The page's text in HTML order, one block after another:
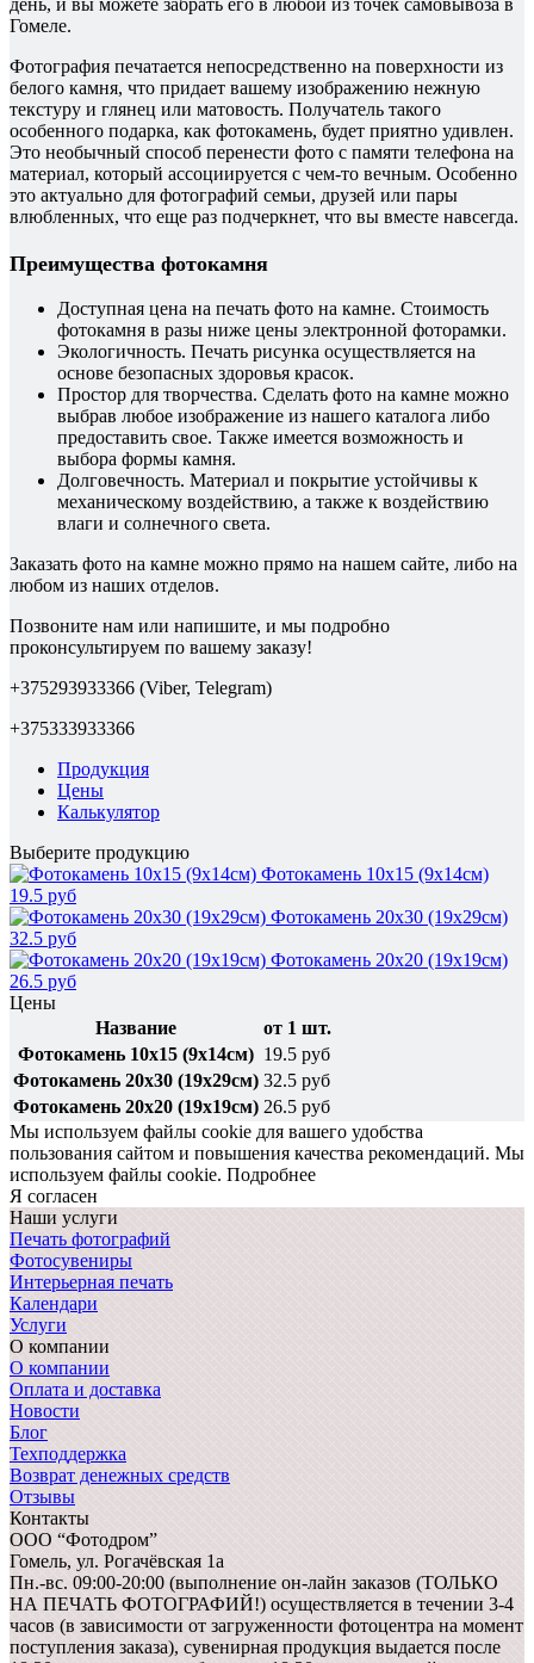
Гомеле.
Фотография печатается непосредственно на поверхности из
белого камня, что придает вашему изображению нежную
текстуру и глянец или матовость. Получатель такого
особенного подарка, как фотокамень, будет приятно удивлен.
Это необычный способ перенести фото с памяти телефона на
материал, который ассоциируется с чем-то вечным. Особенно
это актуально для фотографий семьи, друзей или пары
влюбленных, что еще раз подчеркнет, что вы вместе навсегда.
Преимущества фотокамня
Доступная цена на печать фото на камне. Стоимость
фотокамня в разы ниже цены электронной фоторамки.
Экологичность. Печать рисунка осуществляется на
основе безопасных здоровья красок.
Простор для творчества. Сделать фото на камне можно
выбрав любое изображение из нашего каталога либо
предоставить свое. Также имеется возможность и
выбора формы камня.
Долговечность. Материал и покрытие устойчивы к
механическому воздействию, а также к воздействию
влаги и солнечного света.
Заказать фото на камне можно прямо на нашем сайте, либо на
любом из наших отделов.
Позвоните нам или напишите, и мы подробно
проконсультируем по вашему заказу!
+375293933366 (Viber, Telegram)
+375333933366
Продукция
Цены
Калькулятор
Выберите продукцию
Фотокамень 10х15 (9х14см)
19.5 руб
Фотокамень 20х30 (19х29см)
32.5 руб
Фотокамень 20х20 (19х19см)
26.5 руб
Цены
Название
от 1 шт.
Фотокамень 10х15 (9х14см) 19.5 руб
Фотокамень 20х30 (19х29см) 32.5 руб
Фотокамень 20х20 (19х19см) 26.5 руб
Мы используем файлы cookie для вашего удобства
пользования сайтом и повышения качества рекомендаций. Мы
используем файлы cookie. Подробнее
Я согласен
Наши услуги
Печать фотографий
Фотосувениры
Интерьерная печать
Календари
Услуги
О компании
О компании
Оплата и доставка
Новости
Блог
Техподдержка
Возврат денежных средств
Отзывы
Контакты
ООО “Фотодром”
Гомель, ул. Рогачёвская 1а
Пн.-вс. 09:00-20:00 (выполнение он-лайн заказов (ТОЛЬКО
НА ПЕЧАТЬ ФОТОГРАФИЙ!) осуществляется в течении 3-4
часов (в зависимости от загруженности фотоцентра на момент
поступления заказа), сувенирная продукция выдается после